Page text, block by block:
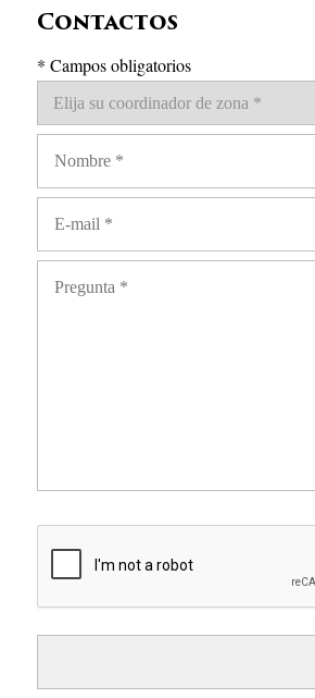
Contactos
* Campos obligatorios